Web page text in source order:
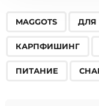
MAGGOTS
КАРПФИШИНГ
ПИТАНИЕ